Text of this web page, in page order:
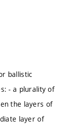
ballistic
- a plurality of
the layers of
layer of